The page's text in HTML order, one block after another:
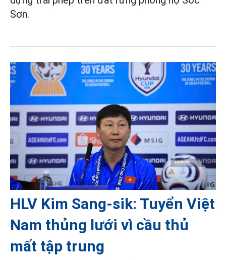
Sơn.
HLV Kim Sang-sik: Tuyển Việt
Nam thủng lưới vì cầu thủ
mất tập trung